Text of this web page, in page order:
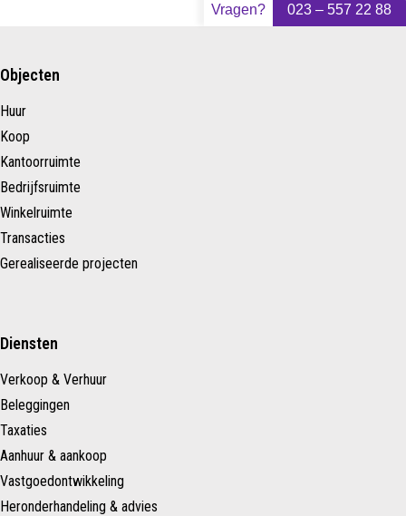
Vragen? 023 – 557 22 88
Objecten
Huur
Koop
Kantoorruimte
Bedrijfsruimte
Winkelruimte
Transacties
Gerealiseerde projecten
Diensten
Verkoop & Verhuur
Beleggingen
Taxaties
Aanhuur & aankoop
Vastgoedontwikkeling
Heronderhandeling & advies